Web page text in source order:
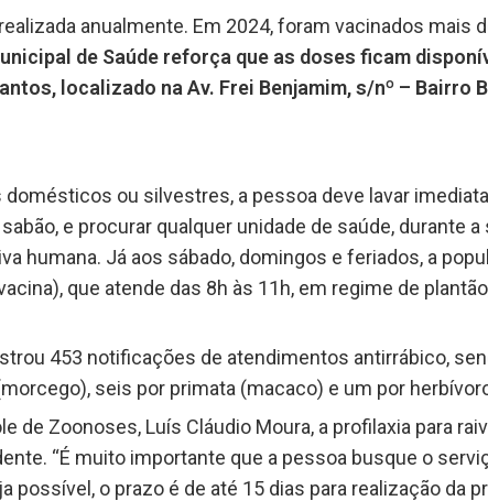
anualmente. Em 2024, foram vacinados mais
de Saúde reforça que as doses ficam
localizado na Av. Frei Benjamim, s/nº – Bairro
ou silvestres, a pessoa deve lavar
e procurar qualquer unidade de saúde, durante
humana. Já aos sábado, domingos e feriados, a
que atende das 8h às 11h, em regime de
453 notificações de atendimentos antirrábico,
seis por primata (macaco) e um por
de Zoonoses, Luís Cláudio Moura, a profilaxia para
“É muito importante que a pessoa busque o
possível, o prazo é de até 15 dias para realização da